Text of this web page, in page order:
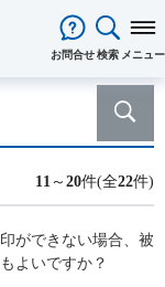
お問合せ検索 メニュー
い
サポート保険R
ｉｔエールＲ
手続き」のご案内
向け商品
て
11 ～ 20件(全22件)
ができない場合、被
よいですか？